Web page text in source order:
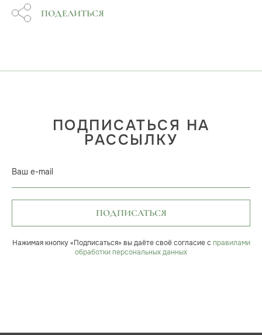
ПОДЕЛИТЬСЯ
ПОДПИСАТЬСЯ НА
РАССЫЛКУ
Ваш e-mail
ПОДПИСАТЬСЯ
Нажимая кнопку «Подписаться» вы даёте своё согласие с правилами
обработки персональных данных